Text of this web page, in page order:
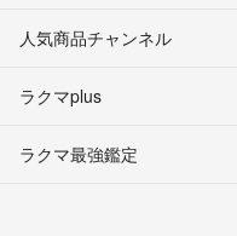
人気商品チャンネル
ラクマplus
ラクマ最強鑑定